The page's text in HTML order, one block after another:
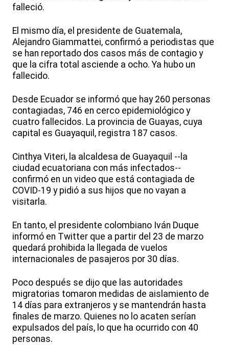
falleció.
El mismo día, el presidente de Guatemala,
Alejandro Giammattei, confirmó a periodistas que
se han reportado dos casos más de contagio y
que la cifra total asciende a ocho. Ya hubo un
fallecido.
Desde Ecuador se informó que hay 260 personas
contagiadas, 746 en cerco epidemiológico y
cuatro fallecidos. La provincia de Guayas, cuya
capital es Guayaquil, registra 187 casos.
Cinthya Viteri, la alcaldesa de Guayaquil --la
ciudad ecuatoriana con más infectados--
confirmó en un video que está contagiada de
COVID-19 y pidió a sus hijos que no vayan a
visitarla.
En tanto, el presidente colombiano Iván Duque
informó en Twitter que a partir del 23 de marzo
quedará prohibida la llegada de vuelos
internacionales de pasajeros por 30 días.
Poco después se dijo que las autoridades
migratorias tomaron medidas de aislamiento de
14 días para extranjeros y se mantendrán hasta
finales de marzo. Quienes no lo acaten serían
expulsados del país, lo que ha ocurrido con 40
personas.